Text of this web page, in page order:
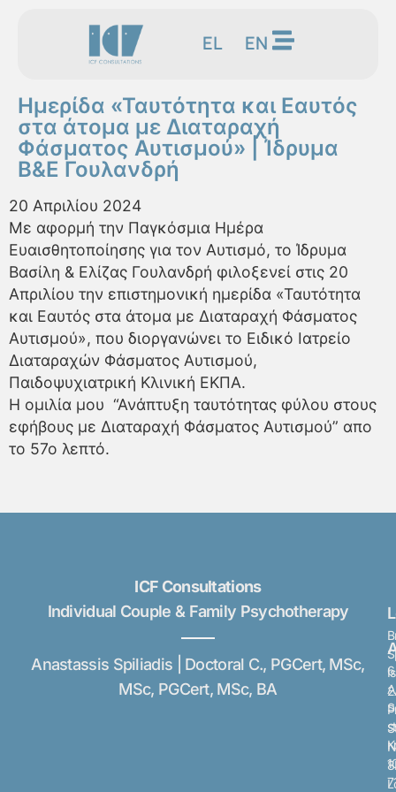
EL EN
Ημερίδα «Ταυτότητα και Εαυτός
στα άτομα με Διαταραχή
Φάσματος Αυτισμού» | Ίδρυμα
Β&Ε Γουλανδρή
20 Απριλίου 2024
Με αφορμή την Παγκόσμια Ημέρα
Ευαισθητοποίησης για τον Αυτισμό, το Ίδρυμα
Βασίλη & Ελίζας Γουλανδρή φιλοξενεί στις 20
Απριλίου την επιστημονική ημερίδα «Ταυτότητα
και Εαυτός στα άτομα με Διαταραχή Φάσματος
Αυτισμού», που διοργανώνει το Ειδικό Ιατρείο
Διαταραχών Φάσματος Αυτισμού,
Παιδοψυχιατρική Κλινική ΕΚΠΑ.
Η ομιλία μου “Ανάπτυξη ταυτότητας φύλου στους
εφήβους με Διαταραχή Φάσματος Αυτισμού” απο
το 57ο λεπτό.
ICF Consultations
Individual Couple & Family Psychotherapy
Anastassis Spiliadis | Doctoral C., PGCert, MSc,
MSc, PGCert, MSc, BA
6